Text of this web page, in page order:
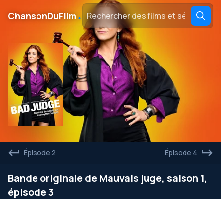
ChansonDuFilm․
Épisode 2 Épisode 4
Bande originale de Mauvais juge, saison 1,
épisode 3